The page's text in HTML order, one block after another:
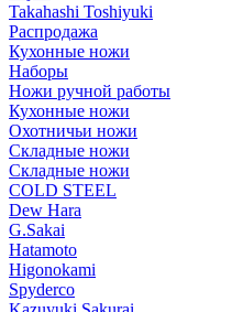
Takahashi Toshiyuki
Распродажа
Кухонные ножи
Наборы
Ножи ручной работы
Кухонные ножи
Охотничьи ножи
Складные ножи
Складные ножи
COLD STEEL
Dew Hara
G.Sakai
Hatamoto
Higonokami
Spyderco